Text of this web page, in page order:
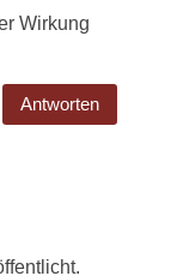
Wirkung
Antworten